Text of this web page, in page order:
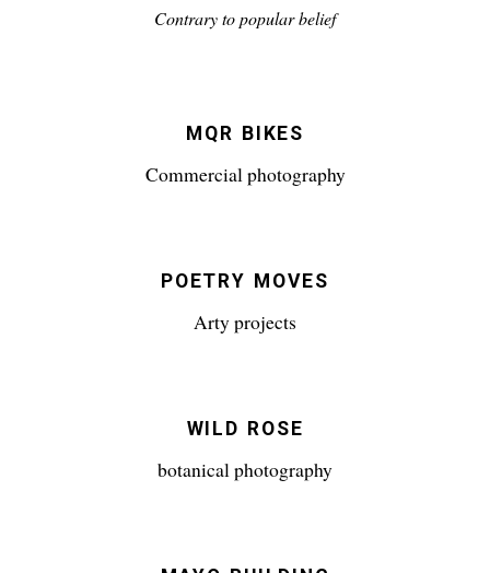
Contrary to popular belief
MQR BIKES
Commercial photography
POETRY MOVES
Arty projects
WILD ROSE
botanical photography